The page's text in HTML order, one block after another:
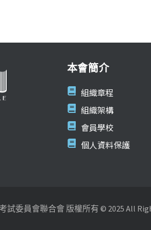
本會簡介
組織章程
組織架構
會員學校
個人資料保護
試委員會聯合會 版權所有 © 2025 All